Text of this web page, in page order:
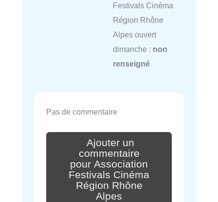
Festivals Cinéma
Région Rhône
Alpes ouvert
dimanche : non
renseigné
Pas de commentaire
Ajouter un
commentaire
pour Association
Festivals Cinéma
Région Rhône
Alpes